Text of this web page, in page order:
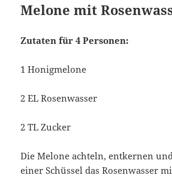
Melone mit
Zutaten für 4 Personen:
1 Honigmelone
2 EL Rosenwasser
2 TL Zucker
Die Melone achteln, entkernen
einer Schüssel das Rosenwasser